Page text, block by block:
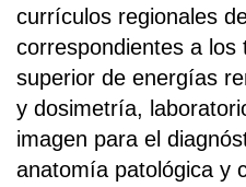
currículos regionales
correspondientes a los
superior de energías
y dosimetría,
imagen para el
anatomía patológica y